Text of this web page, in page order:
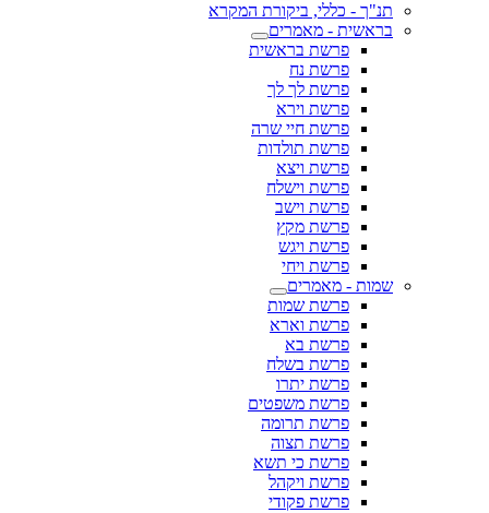
תנ"ך - כללי, ביקורת המקרא
בראשית - מאמרים
פרשת בראשית
פרשת נח
פרשת לך לך
פרשת וירא
פרשת חיי שרה
פרשת תולדות
פרשת ויצא
פרשת וישלח
פרשת וישב
פרשת מקץ
פרשת ויגש
פרשת ויחי
שמות - מאמרים
פרשת שמות
פרשת וארא
פרשת בא
פרשת בשלח
פרשת יתרו
פרשת משפטים
פרשת תרומה
פרשת תצוה
פרשת כי תשא
פרשת ויקהל
פרשת פקודי